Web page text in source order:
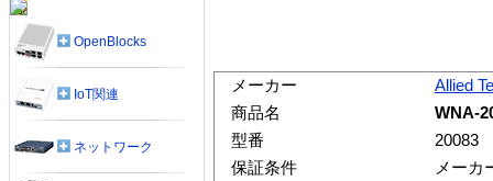
メーカー
Allied
商品名
WNA-
型番
20083
保証条件
メーカ
OpenBlocks
IoT関連
ネットワーク